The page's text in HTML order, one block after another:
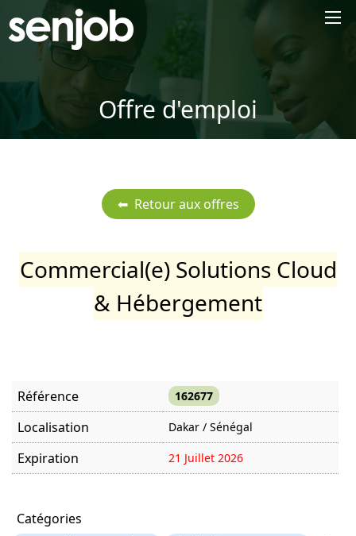
Offre d'emploi
Commercial(e) Solutions Cloud
& Hébergement
Référence 162677
Localisation Dakar / Sénégal
Expiration 21 Juillet 2026
Catégories